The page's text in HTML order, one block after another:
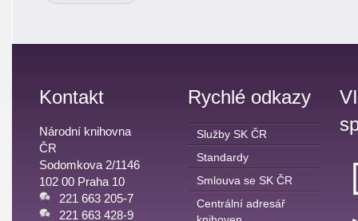
Kontakt
Národní knihovna
ČR
Sodomkova 2/1146
102 00 Praha 10
221 663 205-7
221 663 428-9
Rychlé odkazy
Služby SK ČR
Standardy
Smlouva se SK ČR
Centrální adresář